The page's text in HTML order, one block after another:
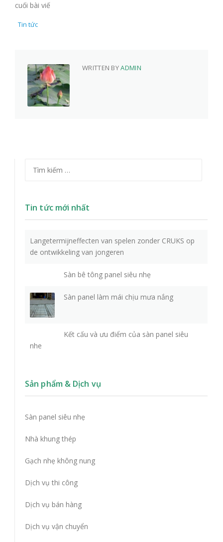
cuối bài viế
Tin tức
WRITTEN BYADMIN
Tìm kiếm cho:
Tin tức mới nhất
Langetermijneffecten van spelen zonder CRUKS op
de ontwikkeling van jongeren
Sàn bê tông panel siêu nhẹ
Sàn panel làm mái chịu mưa nắng
Kết cấu và ưu điểm của sàn panel siêu
nhe
Sản phẩm & Dịch vụ
Sàn panel siêu nhẹ
Nhà khung thép
Gạch nhẹ không nung
Dịch vụ thi công
Dịch vụ bán hàng
Dịch vụ vận chuyển